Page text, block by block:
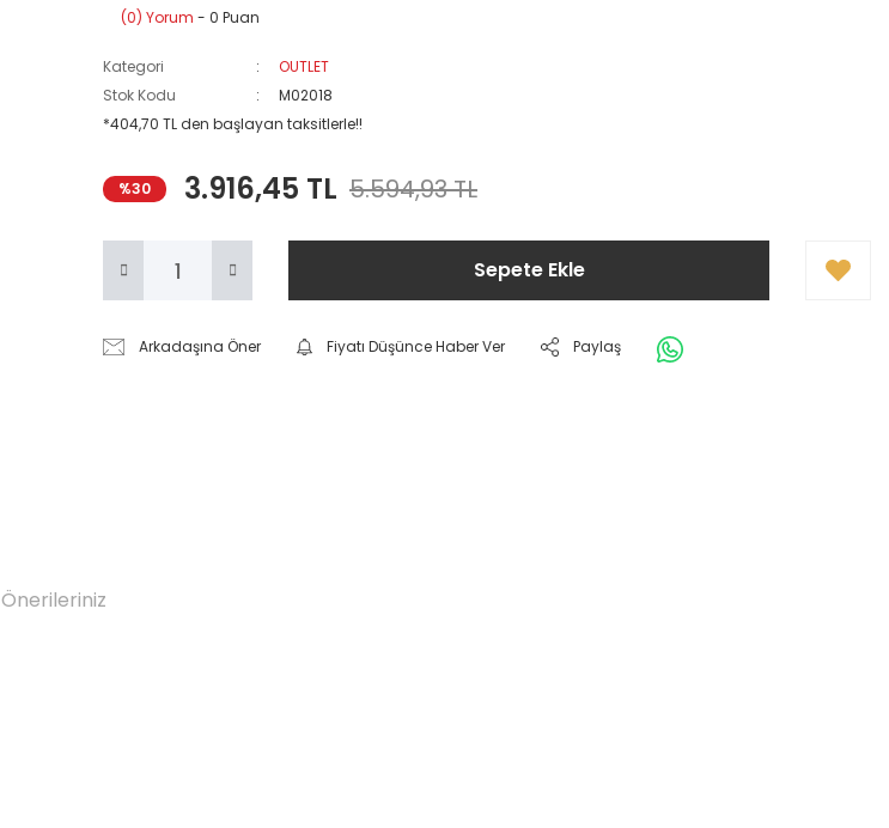
(0) Yorum - 0 Puan
Kategori
OUTLET
Stok Kodu
M02018
*404,70 TL den başlayan taksitlerle!!
%30 3.916,45 TL 5.594,93 TL
Sepete Ekle
Arkadaşına Öner Fiyatı Düşünce Haber Ver Paylaş
Önerileriniz